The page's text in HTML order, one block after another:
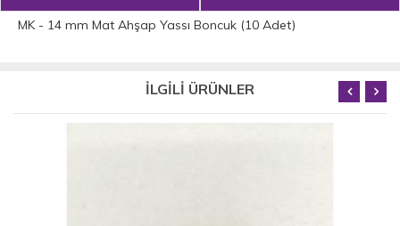
MK - 14 mm Mat Ahşap Yassı Boncuk (10 Adet)
İLGİLİ ÜRÜNLER